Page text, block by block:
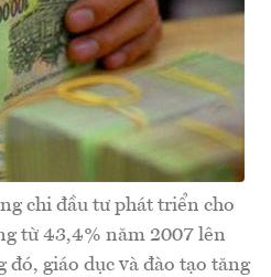
chi đầu tư phát triển cho
từ 43,4% năm 2007 lên
đó, giáo dục và đào tạo tăng